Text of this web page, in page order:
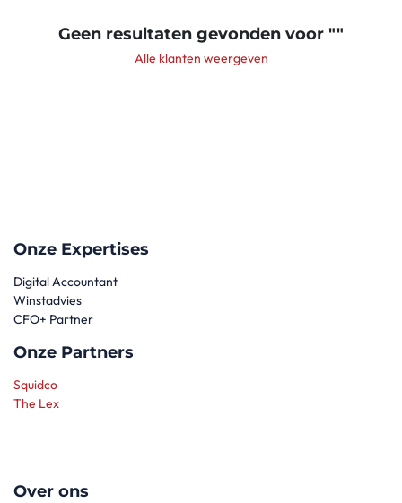
Geen resultaten gevonden voor ""
Alle klanten weergeven
Onze Expertises
Digital Accountant
Winstadvies
CFO+ Partner
Onze Partners
Squidco
The Lex
Over ons